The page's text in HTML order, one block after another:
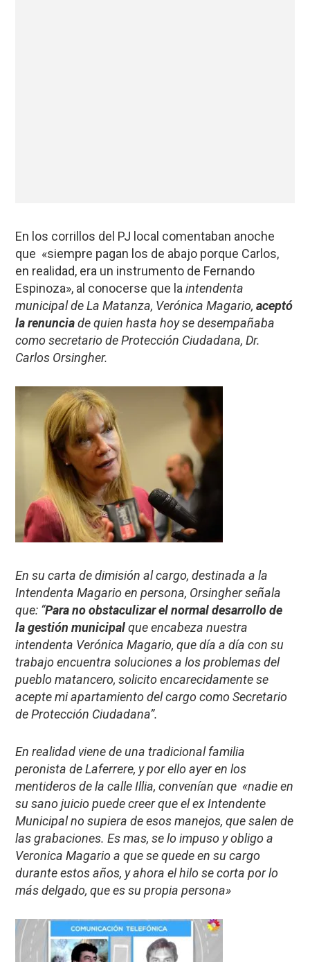
En los corrillos del PJ local comentaban anoche
que «siempre pagan los de abajo porque Carlos,
en realidad, era un instrumento de Fernando
Espinoza», al conocerse que laintendenta
municipal de La Matanza, Verónica Magario,aceptó
la renunciade quien hasta hoy se desempañaba
como secretario de Protección Ciudadana, Dr.
Carlos Orsingher.
En su carta de dimisión al cargo, destinada a la
Intendenta Magario en persona, Orsingher señala
que: “Para no obstaculizar el normal desarrollo de
la gestión municipalque encabeza nuestra
intendenta Verónica Magario, que día a día con su
trabajo encuentra soluciones a los problemas del
pueblo matancero, solicito encarecidamente se
acepte mi apartamiento del cargo como Secretario
de Protección Ciudadana”.
En realidad viene de una tradicional familia
peronista de Laferrere, y por ello ayer en los
mentideros de la calle Illia, convenían que «nadie en
su sano juicio puede creer que el ex Intendente
Municipal no supiera de esos manejos, que salen de
las grabaciones. Es mas, se lo impuso y obligo a
Veronica Magario a que se quede en su cargo
durante estos años, y ahora el hilo se corta por lo
más delgado, que es su propia persona»